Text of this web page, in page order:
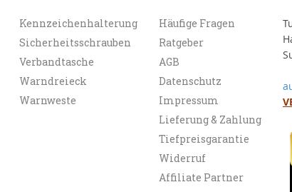
Kennzeichenhalterung
Sicherheitsschrauben
Verbandtasche
Warndreieck
Warnweste
Häufige Fragen
Ratgeber
AGB
Datenschutz
Impressum
Lieferung & Zahlung
Tiefpreisgarantie
Widerruf
Affiliate Partner